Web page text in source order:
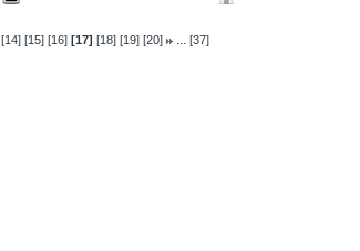
[14] [15] [16] [17] [18] [19] [20] ... [37]